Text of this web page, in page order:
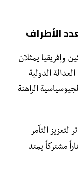
الأطراف
وإفريقيا يمثلان
الدولية
الراهنة
التآمر
مشتركاً يمتد